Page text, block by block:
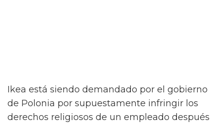
Ikea está siendo demandado por el gobierno
de Polonia por supuestamente infringir los
derechos religiosos de un empleado después